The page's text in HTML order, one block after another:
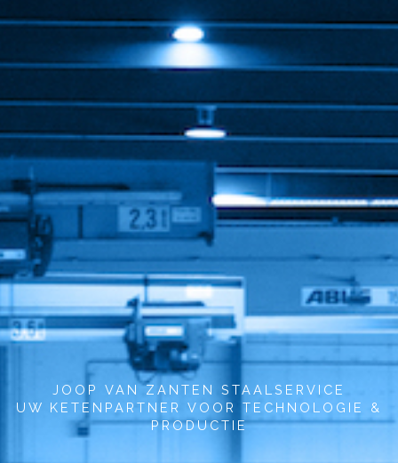
JOOP VAN ZANTEN STAALSERVICE
UW KETENPARTNER VOOR TECHNOLOGIE &
PRODUCTIE